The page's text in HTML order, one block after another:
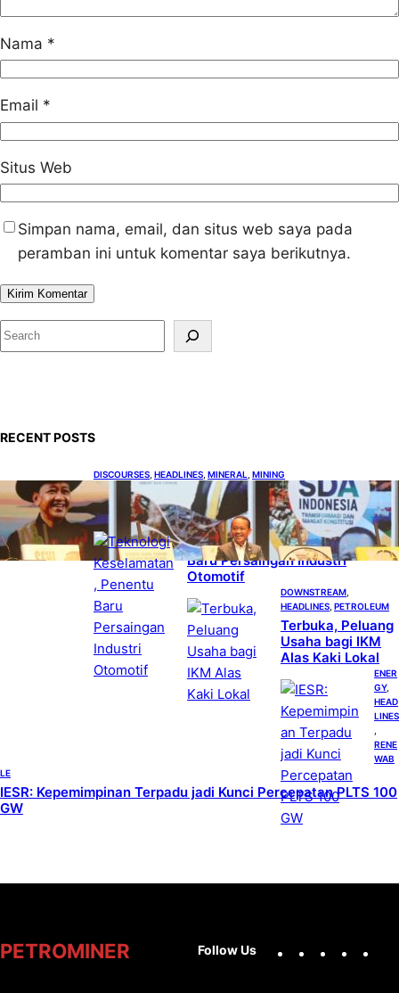
Nama *
Email *
Situs Web
Simpan nama, email, dan situs web saya pada
peramban ini untuk komentar saya berikutnya.
S
e
RECENT POSTS
DISCOURSES HEADLINES MINERAL MINING
Bahlil Luncurkan 10 Buku Rekam Jejak
Kepemimpinan dan Kebijakan
HEADLINES, TECHNOLOGY
Teknologi Keselamatan, Penentu
Baru Persaingan Industri
Otomotif
DOWNSTREAM
HEADLINES PETROLEUM
Terbuka, Peluang
Usaha bagi IKM
Alas Kaki Lokal
ENER
GY
HEAD
LINES
RENE
WAB
LE
IESR: Kepemimpinan Terpadu jadi Kunci Percepatan PLTS 100
GW
PETROMINER Follow Us